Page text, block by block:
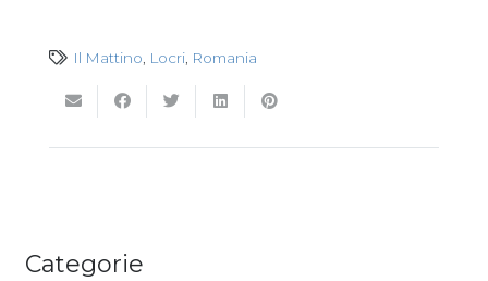
Il Mattino, Locri, Romania
Categorie